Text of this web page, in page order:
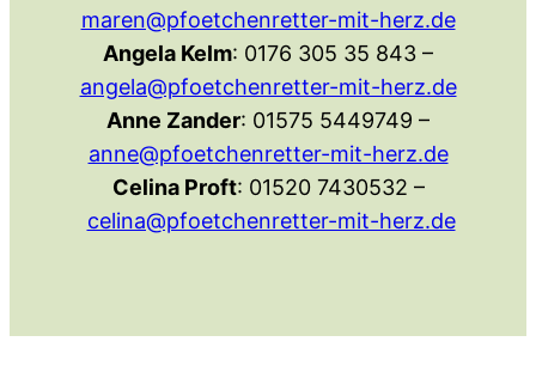
maren@pfoetchenretter-mit-herz.de
Angela Kelm: 0176 305 35 843 –
angela@pfoetchenretter-mit-herz.de
Anne Zander: 01575 5449749 –
anne@pfoetchenretter-mit-herz.de
Celina Proft: 01520 7430532 –
celina@pfoetchenretter-mit-herz.de